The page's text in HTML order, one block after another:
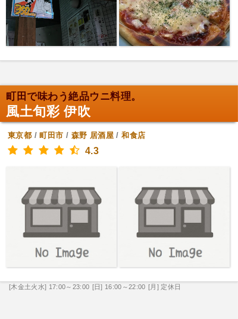
町田で味わう絶品ウニ料理。
風土旬彩 伊吹
東京都 /町田市 / 森野 居酒屋 /和食店
4.3
[木金土火水] 17:00～23:00 [日] 16:00～22:00 [月] 定休日